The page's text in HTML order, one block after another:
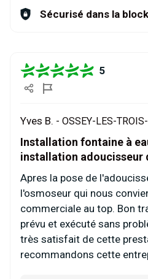
Sécurisé dans la
5
Yves B. - OSSEY-LES-
Installation fontaine à
installation adoucisseur
Apres la pose de
l'osmoseur qui nous
commerciale au top. Bon
prévu et exécuté sans
très satisfait de cette
recommandons cette